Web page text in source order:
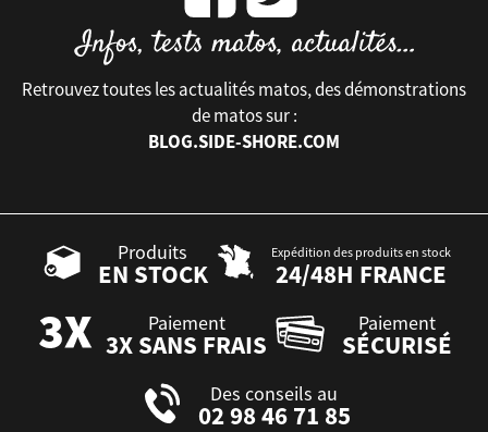
Retrouvez toutes les actualités matos, des démonstrations
de matos sur :
BLOG.SIDE-SHORE.COM
Produits
EN STOCK
Expédition des produits en stock
24/48H FRANCE
Paiement
3X SANS FRAIS
Paiement
SÉCURISÉ
Des conseils au
02 98 46 71 85